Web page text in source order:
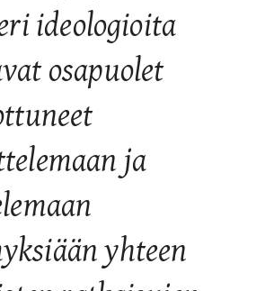
ideologioita
osapuolet
ja
yhteen